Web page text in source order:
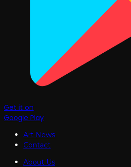
Get it on
Google Play
Art News
Contact
About Us